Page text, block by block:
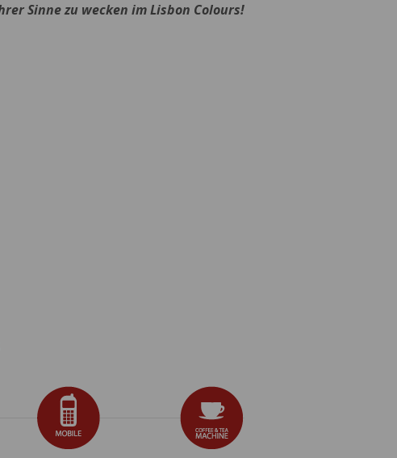
Sinne zu wecken im Lisbon Colours!